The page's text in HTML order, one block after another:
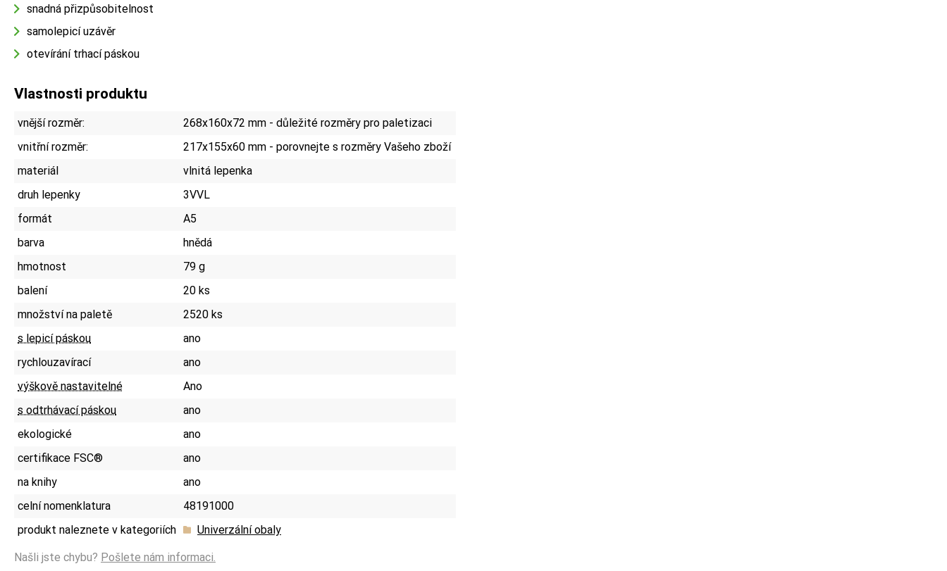
snadná přizpůsobitelnost
samolepicí uzávěr
otevírání trhací páskou
Vlastnosti produktu
vnější rozměr:
268x160x72 mm - důležité rozměry pro paletizaci
vnitřní rozměr:
217x155x60 mm - porovnejte s rozměry Vašeho zboží
materiál
vlnitá lepenka
druh lepenky
3VVL
formát
A5
barva
hnědá
hmotnost
79 g
balení
20 ks
množství na paletě
2520 ks
s lepicí páskou
ano
rychlouzavírací
ano
výškově nastavitelné
Ano
s odtrhávací páskou
ano
ekologické
ano
certifikace FSC®
ano
na knihy
ano
celní nomenklatura
48191000
produkt naleznete v kategoriích
Univerzální obaly
Našli jste chybu? Pošlete nám informaci.